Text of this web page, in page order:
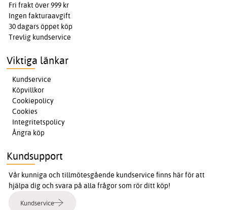
Fri frakt över 999 kr
Ingen fakturaavgift
30 dagars öppet köp
Trevlig kundservice
Viktiga länkar
Kundservice
Köpvillkor
Cookiepolicy
Cookies
Integritetspolicy
Ångra köp
Kundsupport
Vår kunniga och tillmötesgående kundservice finns här för att
hjälpa dig och svara på alla frågor som rör ditt köp!
Kundservice